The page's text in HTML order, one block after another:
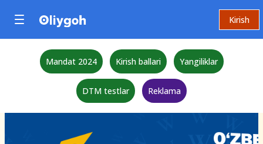
Kirish
Mandat 2024 Kirish ballari Yangiliklar
DTM testlar Reklama